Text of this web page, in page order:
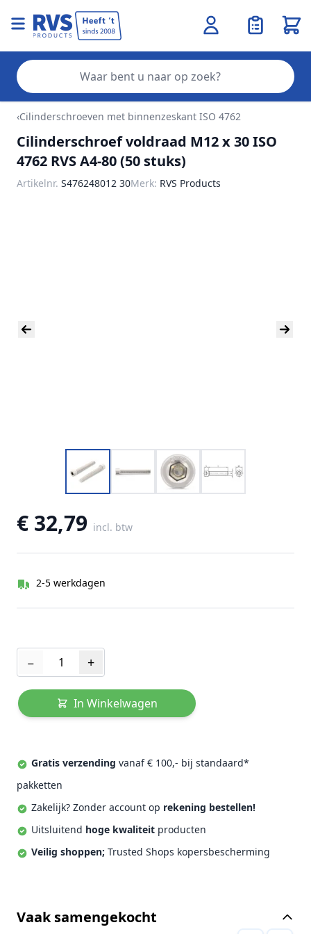
Ga naar de inhoud
‹Cilinderschroeven met binnenzeskant ISO 4762
Cilinderschroef voldraad M12 x 30 ISO
4762 RVS A4-80 (50 stuks)
Artikelnr. S476248012 30Merk: RVS Products
€ 32,79 incl. btw
2-5 werkdagen
− +
In Winkelwagen
Gratis verzending vanaf € 100,- bij standaard*
pakketten
Zakelijk? Zonder account op rekening bestellen!
Uitsluitend hoge kwaliteit producten
Veilig shoppen; Trusted Shops kopersbescherming
Vaak samengekocht